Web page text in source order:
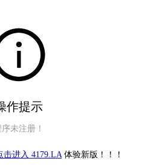
作提示
未注册！
击进入 4179.LA 体验新版！！！